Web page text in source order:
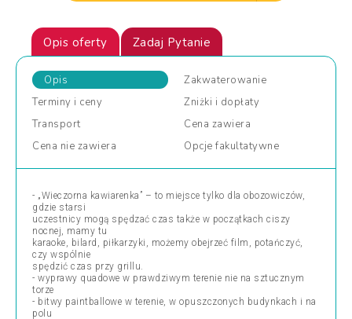
Opis oferty Zadaj Pytanie
Opis
Zakwaterowanie
Terminy i ceny Zniżki i dopłaty
Transport
Cena zawiera
Cena nie zawiera Opcje fakultatywne
- „Wieczorna kawiarenka” – to miejsce tylko dla obozowiczów,
gdzie starsi
uczestnicy mogą spędzać czas także w początkach ciszy
nocnej, mamy tu
karaoke, bilard, piłkarzyki, możemy obejrzeć film, potańczyć,
czy wspólnie
spędzić czas przy grillu.
- wyprawy quadowe w prawdziwym terenie nie na sztucznym
torze
- bitwy paintballowe w terenie, w opuszczonych budynkach i na
polu